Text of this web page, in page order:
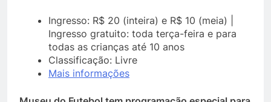
Ingresso: R$ 20 (inteira) e R$ 10 (meia) |
Ingresso gratuito: toda terça-feira e para
todas as crianças até 10 anos
Classificação: Livre
Mais informações